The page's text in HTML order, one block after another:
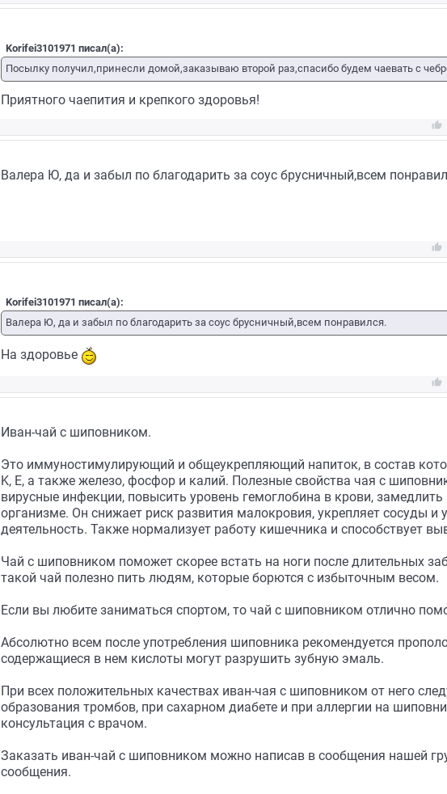
Korifei3101971 писал(а):
Посылку получил,принесли домой,заказываю второй раз,спасибо будем чаевать с
Приятного чаепития и крепкого здоровья!

Валера Ю, да и забыл по благодарить за соус брусничный,всем

Korifei3101971 писал(а):
Валера Ю, да и забыл по благодарить за соус брусничный,всем понравился.
На здоровье

Иван-чай с шиповником.
Это иммуностимулирующий и общеукрепляющий напиток, в состав
K, E, а также железо, фосфор и калий. Полезные свойства чая с
вирусные инфекции, повысить уровень гемоглобина в крови, замедлить
организме. Он снижает риск развития малокровия, укрепляет сосуды и
деятельность. Также нормализует работу кишечника и способствует
Чай с шиповником поможет скорее встать на ноги после длительных
такой чай полезно пить людям, которые борются с избыточным весом.
Если вы любите заниматься спортом, то чай с шиповником отлично
Абсолютно всем после употребления шиповника рекомендуется
содержащиеся в нем кислоты могут разрушить зубную эмаль.
При всех положительных качествах иван-чая с шиповником от него
образования тромбов, при сахарном диабете и при аллергии на
консультация с врачом.
Заказать иван-чай с шиповником можно написав в сообщения нашей
сообщения.